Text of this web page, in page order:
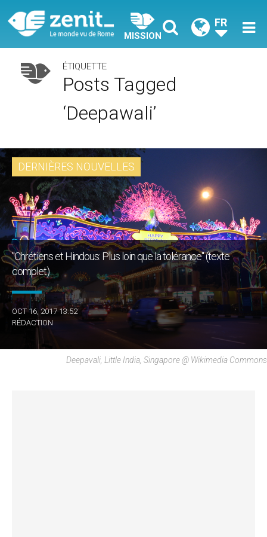
MISSION
FR
ÉTIQUETTE
Posts Tagged
‘Deepawali’
DERNIÈRES NOUVELLES
"Chrétiens et Hindous: Plus loin que la tolérance" (texte
complet)
OCT 16, 2017 13:52
RÉDACTION
Deepavali, Little India, Singapore @ Wikimedia Commons